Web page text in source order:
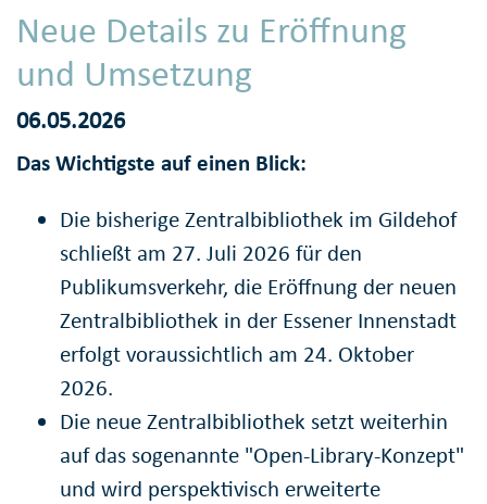
Neue Details zu Eröffnung
und Umsetzung
06.05.2026
Das Wichtigste auf einen Blick:
Die bisherige Zentralbibliothek im Gildehof
schließt am 27. Juli 2026 für den
Publikumsverkehr, die Eröffnung der neuen
Zentralbibliothek in der Essener Innenstadt
erfolgt voraussichtlich am 24. Oktober
2026.
Die neue Zentralbibliothek setzt weiterhin
auf das sogenannte "Open-Library-Konzept"
und wird perspektivisch erweiterte